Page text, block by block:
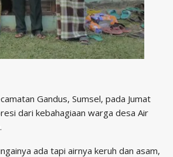
Gandus, Sumsel, pada Jumat
dari kebahagiaan warga desa Air
ada tapi airnya keruh dan asam,